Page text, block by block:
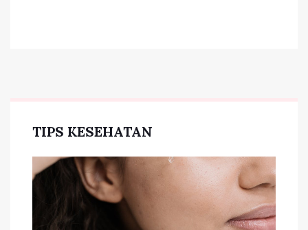
TIPS KESEHATAN